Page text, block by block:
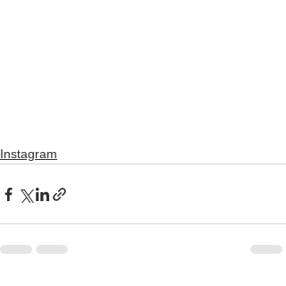
Instagram